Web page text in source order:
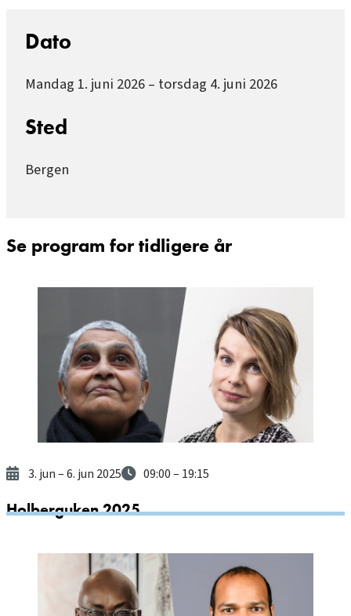
Dato
Mandag 1. juni 2026 – torsdag 4. juni 2026
Sted
Bergen
Se program for tidligere år
3. jun– 6. jun 2025 09:00– 19:15
Holberguken 2025